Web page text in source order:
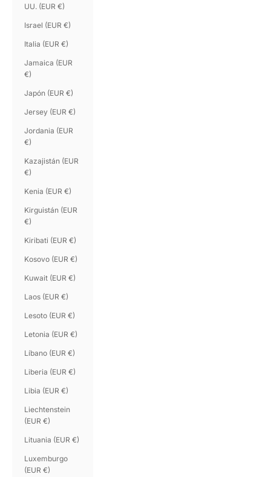
UU. (EUR €)
Israel (EUR €)
Italia (EUR €)
Jamaica (EUR
€)
Japón (EUR €)
Jersey (EUR €)
Jordania (EUR
€)
Kazajistán (EUR
€)
Kenia (EUR €)
Kirguistán (EUR
€)
Kiribati (EUR €)
Kosovo (EUR €)
Kuwait (EUR €)
Laos (EUR €)
Lesoto (EUR €)
Letonia (EUR €)
Líbano (EUR €)
Liberia (EUR €)
Libia (EUR €)
Liechtenstein
(EUR €)
Lituania (EUR €)
Luxemburgo
(EUR €)